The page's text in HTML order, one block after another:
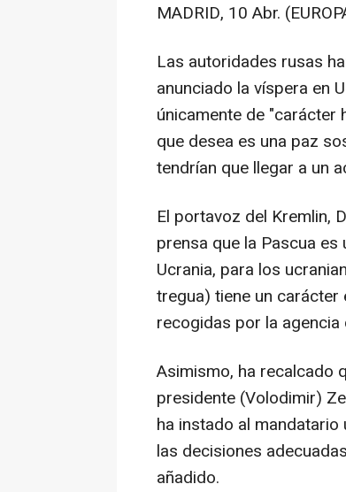
MADRID, 10 Abr.
Las autoridades rusas
anunciado la víspera en
únicamente de "carácter
que desea es una paz
tendrían que llegar a un
El portavoz del Kremlin,
prensa que la Pascua
Ucrania, para los
tregua) tiene un carácter
recogidas por la
Asimismo, ha recalcado
presidente (Volodimir)
ha instado al
las decisiones
añadido.